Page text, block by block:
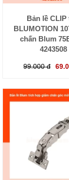
Bản lề CLIP
BLUMOTION
chấn Blum
4243508
99.000 đ